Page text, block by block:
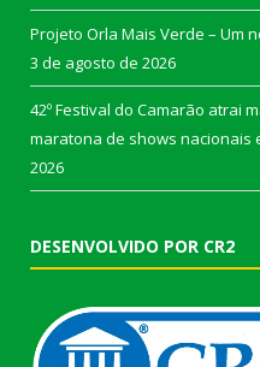
Projeto Orla Mais Verde – Um
3 de agosto de 2026
42º Festival do Camarão atrai
maratona de shows nacionais
2026
DESENVOLVIDO POR CR2